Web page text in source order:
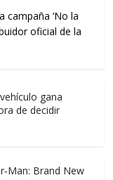
campaña ‘No la
oficial de la
gana
de decidir
Brand New